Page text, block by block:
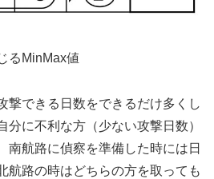
るMinMax値
できる日数をできるだけ多くし
分に不利な方（少ない攻撃日数）
南航路に偵察を準備した時には日
航路の時はどちらの方を取っても